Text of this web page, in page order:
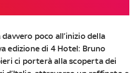
davvero poco all’inizio della
edizione di 4 Hotel: Bruno
ci porterà alla scoperta dei